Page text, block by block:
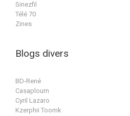
Sinezfil
Télé 70
Zines
Blogs divers
BD-René
Casaploum
Cyril Lazaro
Kzerphii Toomk